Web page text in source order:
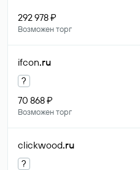
292 978 ₽
Возможен торг
ifcon.ru
?
70 868 ₽
Возможен торг
clickwood.ru
?